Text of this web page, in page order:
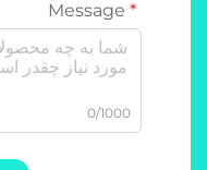
0/1000